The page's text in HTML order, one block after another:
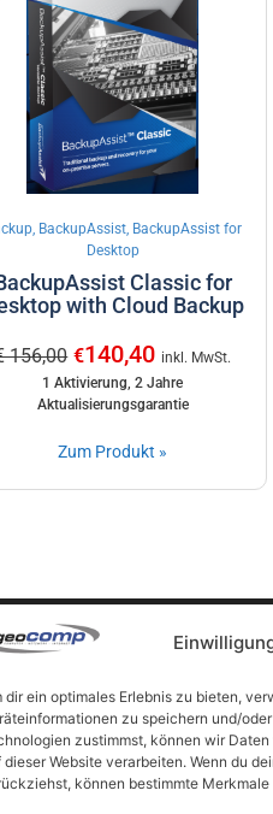
dir ein optimales Erlebnis zu bieten,
zu speichern und/
zustimmst, können wir
dieser Website verarbeiten. Wenn du
können bestimmte
BackupAssist, BackupAssist for
Desktop
Classic for
with Cloud Backup
156,00 €140,40 inkl. MwSt.
1 Aktivierung, 2 Jahre
Aktualisierungsgarantie
Zum Produkt »
Partner